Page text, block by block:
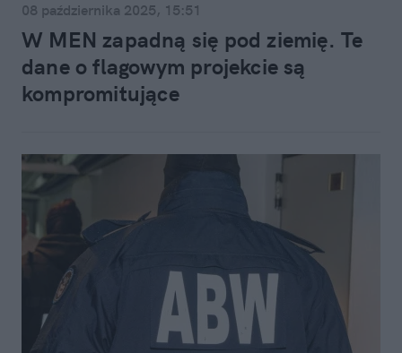
08 października 2025, 15:51
W MEN zapadną się pod ziemię. Te
dane o flagowym projekcie są
kompromitujące